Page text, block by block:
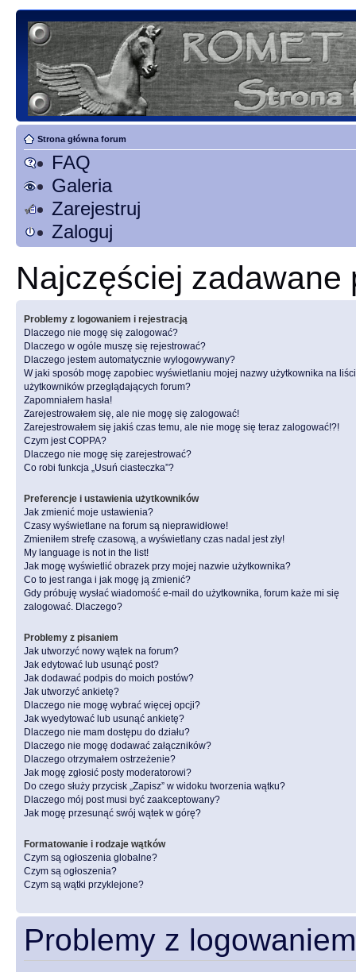
Strona główna forum
FAQ
Galeria
Zarejestruj
Zaloguj
Najczęściej zadawane
Problemy z logowaniem i rejestracją
Dlaczego nie mogę się zalogować?
Dlaczego w ogóle muszę się rejestrować?
Dlaczego jestem automatycznie wylogowywany?
W jaki sposób mogę zapobiec wyświetlaniu mojej nazwy użytkownika na
użytkowników przeglądających forum?
Zapomniałem hasła!
Zarejestrowałem się, ale nie mogę się zalogować!
Zarejestrowałem się jakiś czas temu, ale nie mogę się teraz zalogować!?!
Czym jest COPPA?
Dlaczego nie mogę się zarejestrować?
Co robi funkcja „Usuń ciasteczka”?
Preferencje i ustawienia użytkowników
Jak zmienić moje ustawienia?
Czasy wyświetlane na forum są nieprawidłowe!
Zmieniłem strefę czasową, a wyświetlany czas nadal jest zły!
My language is not in the list!
Jak mogę wyświetlić obrazek przy mojej nazwie użytkownika?
Co to jest ranga i jak mogę ją zmienić?
Gdy próbuję wysłać wiadomość e-mail do użytkownika, forum każe mi się
zalogować. Dlaczego?
Problemy z pisaniem
Jak utworzyć nowy wątek na forum?
Jak edytować lub usunąć post?
Jak dodawać podpis do moich postów?
Jak utworzyć ankietę?
Dlaczego nie mogę wybrać więcej opcji?
Jak wyedytować lub usunąć ankietę?
Dlaczego nie mam dostępu do działu?
Dlaczego nie mogę dodawać załączników?
Dlaczego otrzymałem ostrzeżenie?
Jak mogę zgłosić posty moderatorowi?
Do czego służy przycisk „Zapisz” w widoku tworzenia wątku?
Dlaczego mój post musi być zaakceptowany?
Jak mogę przesunąć swój wątek w górę?
Formatowanie i rodzaje wątków
Czym są ogłoszenia globalne?
Czym są ogłoszenia?
Czym są wątki przyklejone?
Problemy z